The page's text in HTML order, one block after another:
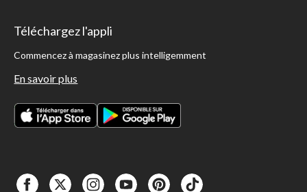
Téléchargez l'appli
Commencez à magasinez plus intelligemment
En savoir plus